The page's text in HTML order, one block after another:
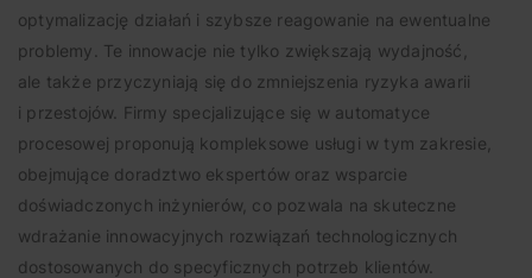
optymalizację działań i szybsze reagowanie na ewentualne
problemy. Te innowacje nie tylko zwiększają wydajność,
ale także przyczyniają się do zmniejszenia ryzyka awarii
i przestojów. Firmy specjalizujące się w automatyce
procesowej proponują kompleksowe usługi w tym zakresie,
obejmujące doradztwo ekspertów oraz wsparcie
doświadczonych inżynierów, co pozwala na skuteczne
wdrażanie innowacyjnych rozwiązań technologicznych
dostosowanych do specyficznych potrzeb klientów.